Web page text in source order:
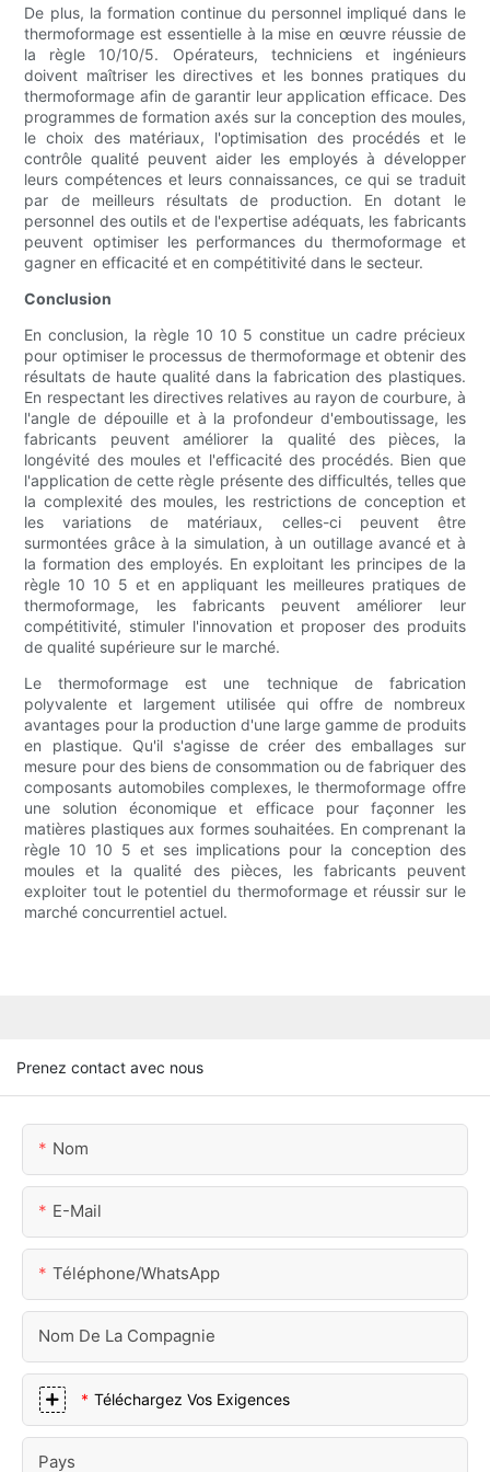
De plus, la formation continue du personnel impliqué dans le
thermoformage est essentielle à la mise en œuvre réussie de
la règle 10/10/5. Opérateurs, techniciens et ingénieurs
doivent maîtriser les directives et les bonnes pratiques du
thermoformage afin de garantir leur application efficace. Des
programmes de formation axés sur la conception des moules,
le choix des matériaux, l'optimisation des procédés et le
contrôle qualité peuvent aider les employés à développer
leurs compétences et leurs connaissances, ce qui se traduit
par de meilleurs résultats de production. En dotant le
personnel des outils et de l'expertise adéquats, les fabricants
peuvent optimiser les performances du thermoformage et
gagner en efficacité et en compétitivité dans le secteur.
Conclusion
En conclusion, la règle 10 10 5 constitue un cadre précieux
pour optimiser le processus de thermoformage et obtenir des
résultats de haute qualité dans la fabrication des plastiques.
En respectant les directives relatives au rayon de courbure, à
l'angle de dépouille et à la profondeur d'emboutissage, les
fabricants peuvent améliorer la qualité des pièces, la
longévité des moules et l'efficacité des procédés. Bien que
l'application de cette règle présente des difficultés, telles que
la complexité des moules, les restrictions de conception et
les variations de matériaux, celles-ci peuvent être
surmontées grâce à la simulation, à un outillage avancé et à
la formation des employés. En exploitant les principes de la
règle 10 10 5 et en appliquant les meilleures pratiques de
thermoformage, les fabricants peuvent améliorer leur
compétitivité, stimuler l'innovation et proposer des produits
de qualité supérieure sur le marché.
Le thermoformage est une technique de fabrication
polyvalente et largement utilisée qui offre de nombreux
avantages pour la production d'une large gamme de produits
en plastique. Qu'il s'agisse de créer des emballages sur
mesure pour des biens de consommation ou de fabriquer des
composants automobiles complexes, le thermoformage offre
une solution économique et efficace pour façonner les
matières plastiques aux formes souhaitées. En comprenant la
règle 10 10 5 et ses implications pour la conception des
moules et la qualité des pièces, les fabricants peuvent
exploiter tout le potentiel du thermoformage et réussir sur le
marché concurrentiel actuel.
Prenez contact avec nous
Nom
E-Mail
Téléphone/WhatsApp
Nom De La Compagnie
Téléchargez Vos Exigences
Pays